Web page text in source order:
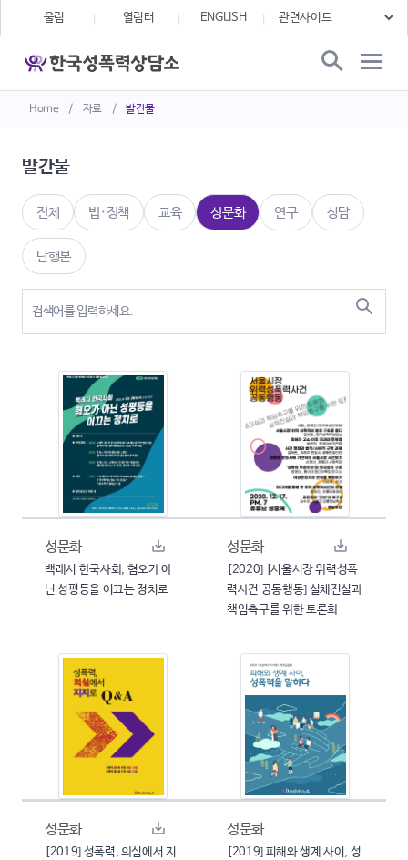
Home / 자료 / 발간물
울림 열림터 ENGLISH
발간물
전체 법·정책 교육 성문화 연구 상담
단행본
성문화
백래시 한국사회, 혐오가 아
닌 성평등을 이끄는 정치로
성문화
[2020] [서울시장 위력성폭
력사건 공동행동] 실체진실과
책임촉구를 위한 토론회
성문화
[2019] 성폭력, 의심에서 지
성문화
[2019] 피해와 생계 사이, 성